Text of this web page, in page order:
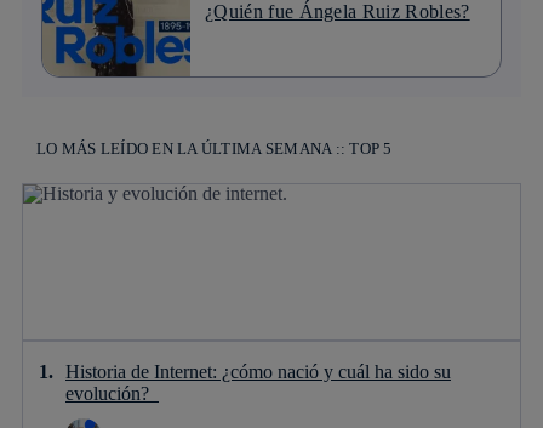
¿Quién fue Ángela Ruiz Robles?
LO MÁS LEÍDO EN LA ÚLTIMA SEMANA :: TOP 5
Historia de Internet: ¿cómo nació y cuál ha sido su
evolución?